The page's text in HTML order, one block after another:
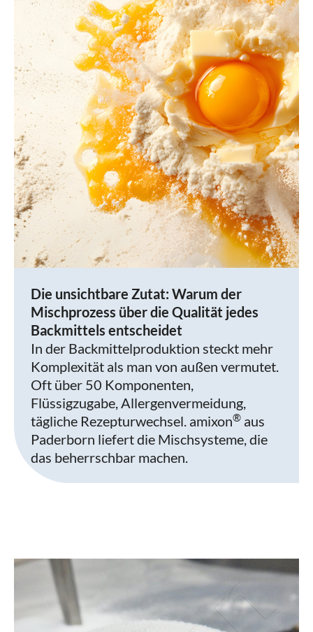
Die unsichtbare Zutat: Warum der
Mischprozess über die Qualität jedes
Backmittels entscheidet
In der Backmittelproduktion steckt mehr
Komplexität als man von außen vermutet.
Oft über 50 Komponenten,
Flüssigzugabe, Allergenvermeidung,
tägliche Rezepturwechsel. amixon® aus
Paderborn liefert die Mischsysteme, die
das beherrschbar machen.